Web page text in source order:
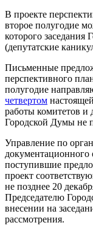
В проекте
второе полугодие
которого заседания
(депутатские
Письменные
перспективного
полугодие
четвертом
работы комитетов и
Городской Думы не
Управление по
поступившие
проект
не позднее 20
Председателю
внесении на
рассмотрения.